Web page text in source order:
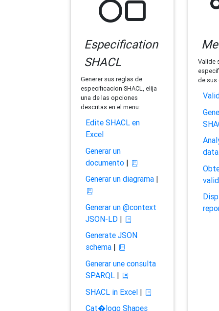
Especification
SHACL
Generer sus reglas de
especificacion SHACL, elija
una de las opciones
descritas en el menu:
Edite SHACL en
Excel
Generar un
documento|
Generar un diagrama|
Generar un @context
JSON-LD|
Generate JSON
schema|
Generar une consulta
SPARQL|
SHACL in Excel|
Cat�logo Shapes
Valide
de sus